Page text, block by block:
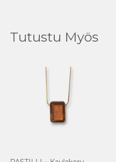
Tutustu Myös